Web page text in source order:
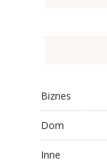
Biznes
Dom
Inne